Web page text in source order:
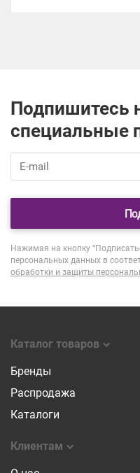
Подпишитесь
специальные
Нажимая на кнопку
персональных данных в
обработки и защиты
Каталог товаров
Бренды
Распродажа
Каталоги
Клиентам